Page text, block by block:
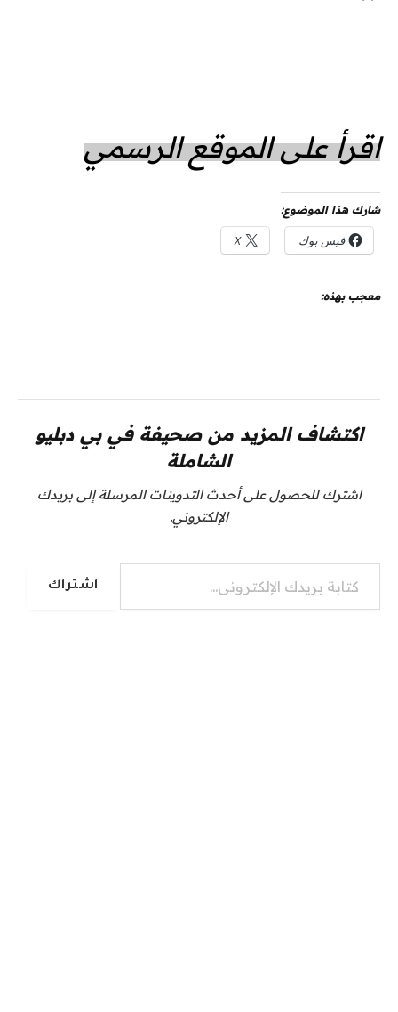
اقرأ على الموقع الرسمي
شارك هذا الموضوع:
فيس بوك X
معجب بهذه:
اكتشاف المزيد من صحيفة في بي دبليو
الشاملة
اشترك للحصول على أحدث التدوينات المرسلة إلى بريدك
الإلكتروني.
كتابة بريدك الإلكتروني...
اشتراك